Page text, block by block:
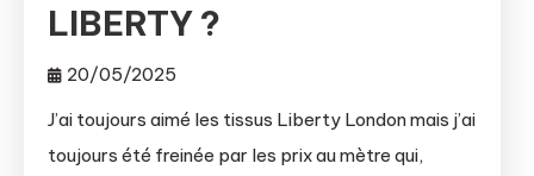
LIBERTY ?
20/05/2025
J’ai toujours aimé les tissus Liberty London mais j’ai
toujours été freinée par les prix au mètre qui,